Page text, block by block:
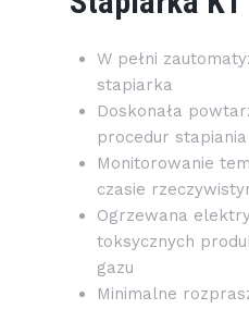
W pełni
stapiarka
Doskonała
procedur stapiania
Monitorowanie
czasie
Ogrzewana
toksycznych
gazu
Minimalne